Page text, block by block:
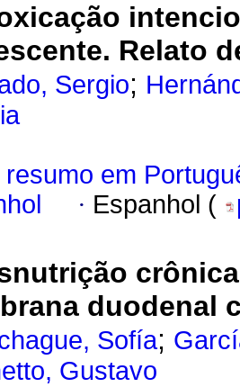
Relato
Sergio;
resumo em
· Espanhol (
duodenal
Sofía;
Gustavo